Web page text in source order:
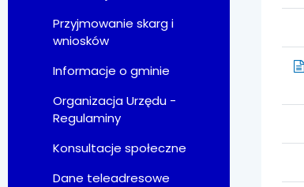
Przyjmowanie skarg i
wniosków
Informacje o gminie
Organizacja Urzędu -
Regulaminy
Konsultacje społeczne
Dane teleadresowe